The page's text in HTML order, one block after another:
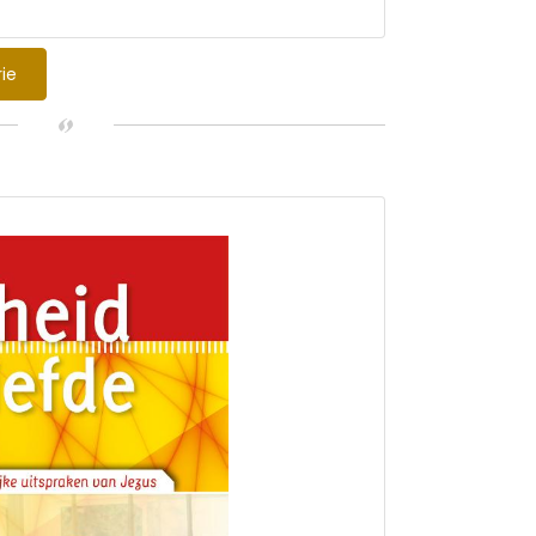
IZB is een vereniging binnen de PKN die
in Nederland. Ze wil gemeenten leren kerk